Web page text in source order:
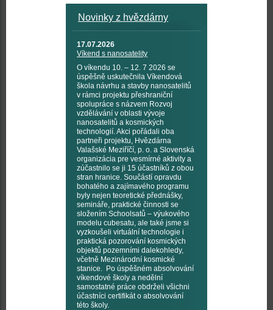
Novinky z hvězdárny
17.07.2026
Víkend s nanosatelity
O víkendu 10. – 12. 7 2026 se
úspěšně uskutečnila Víkendová
škola návrhu a stavby nanosatelitů
v rámci projektu přeshraniční
spolupráce s názvem Rozvoj
vzdělávání v oblasti vývoje
nanosatelitů a kosmických
technologií. Akci pořádali oba
partneři projektu, Hvězdárna
Valašské Meziříčí, p. o. a Slovenská
organizácia pre vesmírné aktivity a
zúčastnilo se ji 15 účastníků z obou
stran hranice. Součástí opravdu
bohatého a zajímavého programu
byly nejen teoretické přednášky,
semináře, praktické činnosti se
složením Schoolsatů – výukového
modelu cubesatu, ale také jsme si
vyzkoušeli virtuální technologie i
praktická pozorování kosmických
objektů pozemními dalekohledy,
včetně Mezinárodní kosmické
stanice. Po úspěšném absolvování
víkendové školy a nedělní
samostatné práce obdrželi všichni
účastníci certifikát o absolvování
této školy.